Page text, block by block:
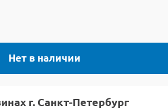
Нет в наличии
г. Санкт-Петербург